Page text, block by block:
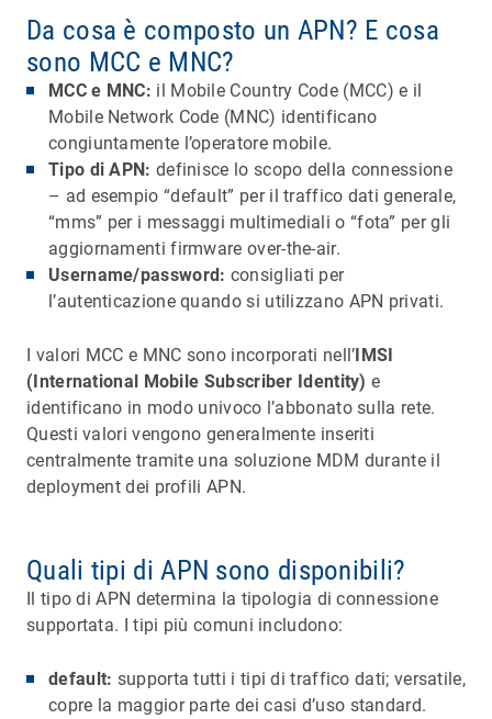
Da cosa è composto un APN? E cosa
sono MCC e MNC?
MCC e MNC: il Mobile Country Code (MCC) e il
Mobile Network Code (MNC) identificano
congiuntamente l’operatore mobile.
Tipo di APN: definisce lo scopo della connessione
– ad esempio “default” per il traffico dati generale,
“mms” per i messaggi multimediali o “fota” per gli
aggiornamenti firmware over-the-air.
Username/password: consigliati per
l’autenticazione quando si utilizzano APN privati.
I valori MCC e MNC sono incorporati nell’IMSI
(International Mobile Subscriber Identity) e
identificano in modo univoco l’abbonato sulla rete.
Questi valori vengono generalmente inseriti
centralmente tramite una soluzione MDM durante il
deployment dei profili APN.
Quali tipi di APN sono disponibili?
Il tipo di APN determina la tipologia di connessione
supportata. I tipi più comuni includono:
default: supporta tutti i tipi di traffico dati; versatile,
copre la maggior parte dei casi d’uso standard.